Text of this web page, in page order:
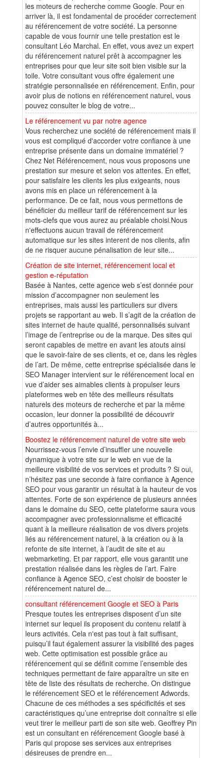
les moteurs de recherche comme Google. Pour en
arriver là, il est fondamental de procéder correctement
au référencement de votre société. La personne
capable de vous fournir une telle prestation est le
consultant Léo Marchal. En effet, vous avez un expert
du référencement naturel prêt à accompagner les
entreprises pour que leur site soit bien visible sur la
toile. Votre consultant vous offre également une
stratégie personnalisée en référencement. Enfin, pour
avoir plus de notions en référencement naturel, vous
pouvez consulter le blog de votre...
Le référencement vu par notre agence
Vous recherchez une société de référencement mais il
vous est compliqué d'accorder votre confiance à une
entreprise présente dans un domaine immatériel ?
Chez Net Référencement, nous vous proposons une
prestation sur mesure et selon vos attentes. En effet,
pour satisfaire les clients les plus exigeants, nous
avons mis en place un référencement à la
performance. De ce fait, nous vous permettons de
bénéficier du meilleur tarif de référencement sur les
mots-clefs que vous aurez au préalable choisi.Nous
n'effectuons aucun travail de référencement
automatique sur les sites interent de nos clients, afin
de ne risquer aucune pénalisation de leur site...
Création de site internet, référencement local et
gestion e-réputation
Basée à Nantes, cette agence web s’est donnée pour
mission d’accompagner non seulement les
entreprises, mais aussi les particuliers sur divers
projets se rapportant au web. Il s’agit de la création de
sites internet de haute qualité, personnalisés suivant
l’image de l’entreprise ou de la marque. Des sites qui
seront capables de mettre en avant les atouts ainsi
que le savoir-faire de ses clients, et ce, dans les règles
de l’art. De même, cette entreprise spécialisée dans le
SEO Manager intervient sur le référencement local en
vue d’aider ses aimables clients à propulser leurs
plateformes web en tête des meilleurs résultats
naturels des moteurs de recherche et par la même
occasion, leur donner la possibilité de découvrir
d’autres opportunités à...
Boostez le référencement naturel de votre site web
Nourrissez-vous l’envie d’insuffler une nouvelle
dynamique à votre site sur le web en vue de la
meilleure visibilité de vos services et produits ? Si oui,
n’hésitez pas une seconde à faire confiance à Agence
SEO pour vous garantir un résultat à la hauteur de vos
attentes. Forte de son expérience de plusieurs années
dans le domaine du SEO, cette plateforme saura vous
accompagner avec professionnalisme et efficacité
quant à la meilleure réalisation de vos divers projets
liés au référencement naturel, à la création ou à la
refonte de site internet, à l’audit de site et au
webmarketing. Et par rapport, elle vous garantit une
prestation réalisée dans les règles de l’art. Faire
confiance à Agence SEO, c’est choisir de booster le
référencement naturel de...
consultant référencement Google et SEO à Paris
Presque toutes les entreprises disposent d’un site
internet sur lequel ils proposent du contenu relatif à
leurs activités. Cela n'est pas tout à fait suffisant,
puisqu’il faut également assurer la visibilité des pages
web. Cette optimisation est possible grâce au
référencement qui se définit comme l’ensemble des
techniques permettant de faire apparaître un site en
tête de liste des résultats de recherche. On distingue
le référencement SEO et le référencement Adwords.
Chacune de ces méthodes a ses spécificités et ses
caractéristiques qu’une entreprise doit connaître si elle
veut tirer le meilleur parti de son site web. Geoffrey Pin
est un consultant en référencement Google basé à
Paris qui propose ses services aux entreprises
désireuses de prendre en...